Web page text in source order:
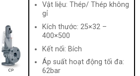
Vật liệu: Thép/ Thép không
gỉ
Kích thước: 25×32 –
400×500
Kết nối: Bích
Áp suất hoạt động tối đa:
62bar